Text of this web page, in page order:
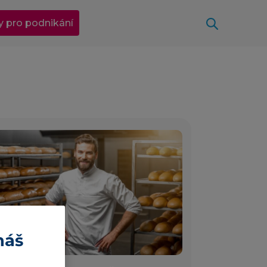
pro podnikání
4 min